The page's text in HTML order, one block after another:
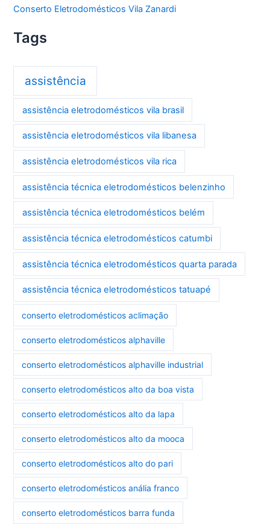
Conserto Eletrodomésticos Vila Zanardi
Tags
assistência
assistência eletrodomésticos vila brasil
assistência eletrodomésticos vila libanesa
assistência eletrodomésticos vila rica
assistência técnica eletrodomésticos belenzinho
assistência técnica eletrodomésticos belém
assistência técnica eletrodomésticos catumbi
assistência técnica eletrodomésticos quarta parada
assistência técnica eletrodomésticos tatuapé
conserto eletrodomésticos aclimação
conserto eletrodomésticos alphaville
conserto eletrodomésticos alphaville industrial
conserto eletrodomésticos alto da boa vista
conserto eletrodomésticos alto da lapa
conserto eletrodomésticos alto da mooca
conserto eletrodomésticos alto do pari
conserto eletrodomésticos anália franco
conserto eletrodomésticos barra funda